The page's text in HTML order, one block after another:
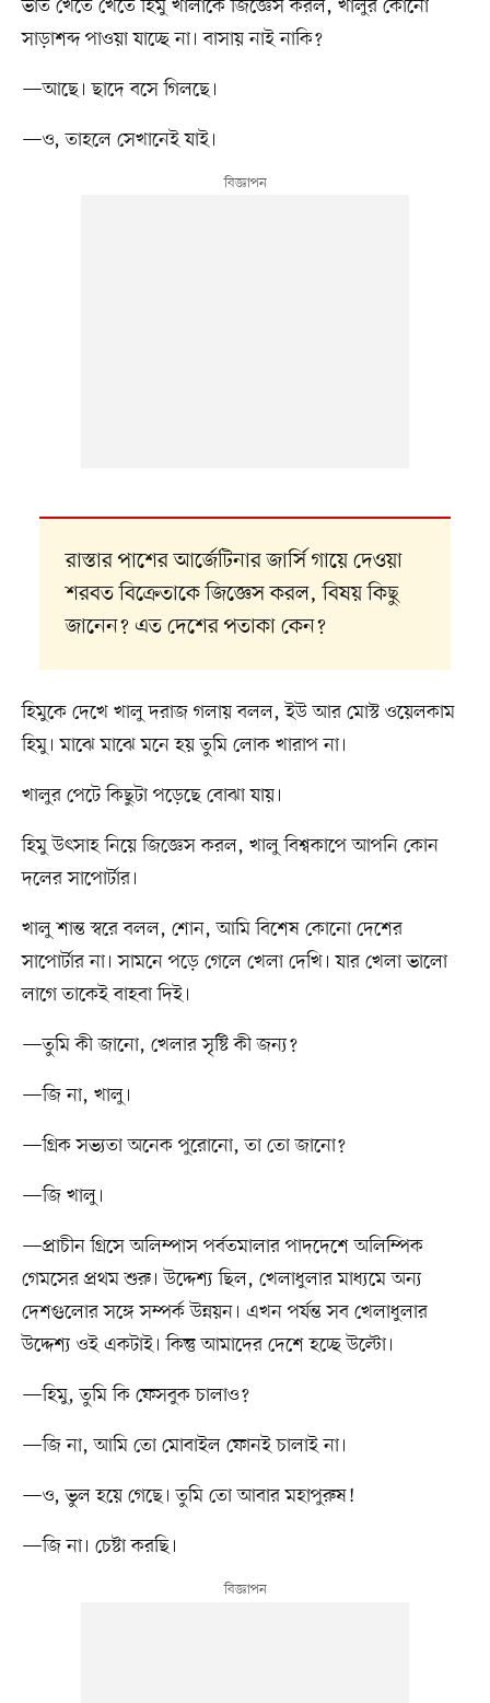
ভাত খেতে খেতে হিমু খালাকে জিজ্ঞেস করল, খালুর কোনো
সাড়াশব্দ পাওয়া যাচ্ছে না। বাসায় নাই নাকি?
—আছে। ছাদে বসে গিলছে।
—ও, তাহলে সেখানেই যাই।
রাস্তার পাশের আর্জেটিনার জার্সি গায়ে দেওয়া
শরবত বিক্রেতাকে জিজ্ঞেস করল, বিষয় কিছু
জানেন? এত দেশের পতাকা কেন?
হিমুকে দেখে খালু দরাজ গলায় বলল, ইউ আর মোস্ট ওয়েলকাম
হিমু। মাঝে মাঝে মনে হয় তুমি লোক খারাপ না।
খালুর পেটে কিছুটা পড়েছে বোঝা যায়।
হিমু উৎসাহ নিয়ে জিজ্ঞেস করল, খালু বিশ্বকাপে আপনি কোন
দলের সাপোর্টার।
খালু শান্ত স্বরে বলল, শোন, আমি বিশেষ কোনো দেশের
সাপোর্টার না। সামনে পড়ে গেলে খেলা দেখি। যার খেলা ভালো
লাগে তাকেই বাহবা দিই।
—তুমি কী জানো, খেলার সৃষ্টি কী জন্য?
—জি না, খালু।
—গ্রিক সভ্যতা অনেক পুরোনো, তা তো জানো?
—জি খালু।
—প্রাচীন গ্রিসে অলিম্পাস পর্বতমালার পাদদেশে অলিম্পিক
গেমসের প্রথম শুরু। উদ্দেশ্য ছিল, খেলাধুলার মাধ্যমে অন্য
দেশগুলোর সঙ্গে সম্পর্ক উন্নয়ন। এখন পর্যন্ত সব খেলাধুলার
উদ্দেশ্য ওই একটাই। কিন্তু আমাদের দেশে হচ্ছে উল্টো।
—হিমু, তুমি কি ফেসবুক চালাও?
—জি না, আমি তো মোবাইল ফোনই চালাই না।
—ও, ভুল হয়ে গেছে। তুমি তো আবার মহাপুরুষ!
—জি না। চেষ্টা করছি।